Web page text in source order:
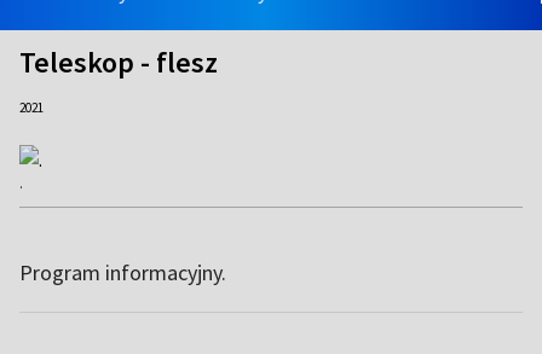
Teleskop - flesz
2021
.
Program informacyjny.